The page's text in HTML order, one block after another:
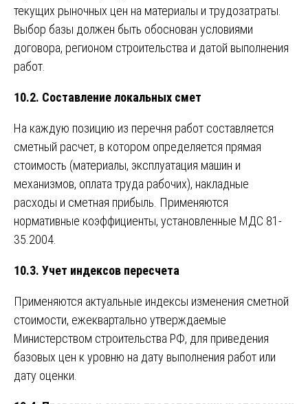
текущих рыночных цен на материалы и трудозатраты.
Выбор базы должен быть обоснован условиями
договора, регионом строительства и датой выполнения
работ.
10.2. Составление локальных смет
На каждую позицию из перечня работ составляется
сметный расчет, в котором определяется прямая
стоимость (материалы, эксплуатация машин и
механизмов, оплата труда рабочих), накладные
расходы и сметная прибыль. Применяются
нормативные коэффициенты, установленные МДС 81-
35.2004.
10.3. Учет индексов пересчета
Применяются актуальные индексы изменения сметной
стоимости, ежеквартально утверждаемые
Министерством строительства РФ, для приведения
базовых цен к уровню на дату выполнения работ или
дату оценки.